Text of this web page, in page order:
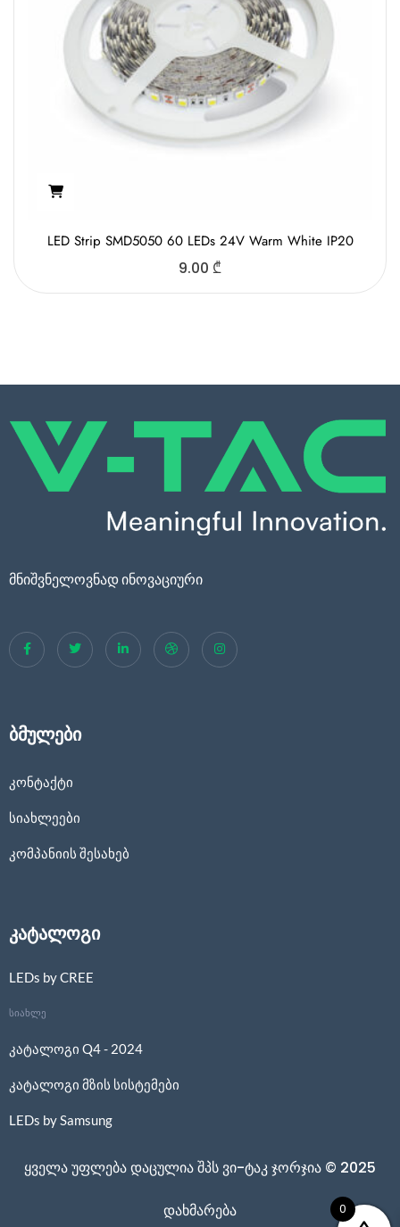
LED Strip SMD5050 60 LEDs 24V Warm White IP20
9.00 ₾
მნიშვნელოვნად ინოვაციური
ბმულები
კონტაქტი
სიახლეები
კომპანიის შესახებ
კატალოგი
LEDs by CREE
სიახლე
კატალოგი Q4 - 2024
კატალოგი მზის სისტემები
LEDs by Samsung
ყველა უფლება დაცულია შპს ვი-ტაკ ჯორჯია © 2025
დახმარება 0